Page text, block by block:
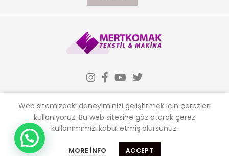
Almak istediğiniz makinaları sitemizden ,
satmak istediğiniz makinaları bizlere
İLETIŞIM
Web sitemizdeki deneyiminizi geliştirmek için çerezleri
kullanıyoruz. Bu web sitesine göz atarak çerez
kullanımımızı kabul etmiş olursunuz.
MORE INFO ACCEPT